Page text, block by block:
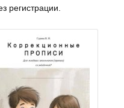
регистрации.